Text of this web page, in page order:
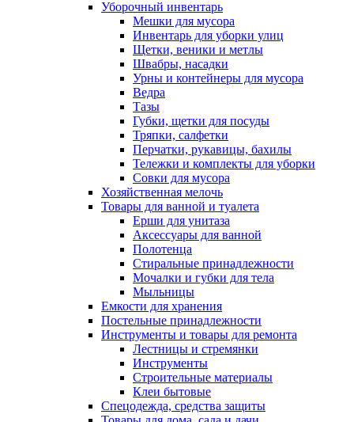
Уборочный инвентарь
Мешки для мусора
Инвентарь для уборки улиц
Щетки, веники и метлы
Швабры, насадки
Урны и контейнеры для мусора
Ведра
Тазы
Губки, щетки для посуды
Тряпки, салфетки
Перчатки, рукавицы, бахилы
Тележки и комплекты для уборки
Совки для мусора
Хозяйственная мелочь
Товары для ванной и туалета
Ерши для унитаза
Аксессуары для ванной
Полотенца
Стиральные принадлежности
Мочалки и губки для тела
Мыльницы
Емкости для хранения
Постельные принадлежности
Инструменты и товары для ремонта
Лестницы и стремянки
Инструменты
Строительные материалы
Клеи бытовые
Спецодежда, средства защиты